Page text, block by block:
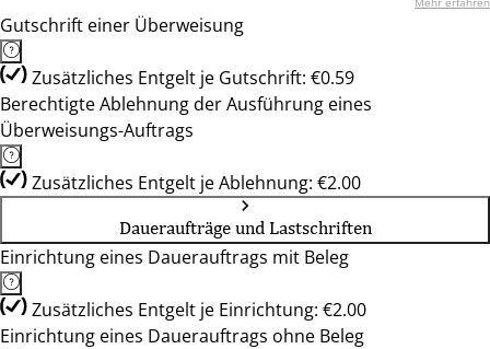
Gutschrift einer Überweisung
Zusätzliches Entgelt je Gutschrift: €0.59
Berechtigte Ablehnung der Ausführung eines
Überweisungs-Auftrags
Zusätzliches Entgelt je Ablehnung: €2.00
Daueraufträge und Lastschriften
Einrichtung eines Dauerauftrags mit Beleg
Zusätzliches Entgelt je Einrichtung: €2.00
Einrichtung eines Dauerauftrags ohne Beleg